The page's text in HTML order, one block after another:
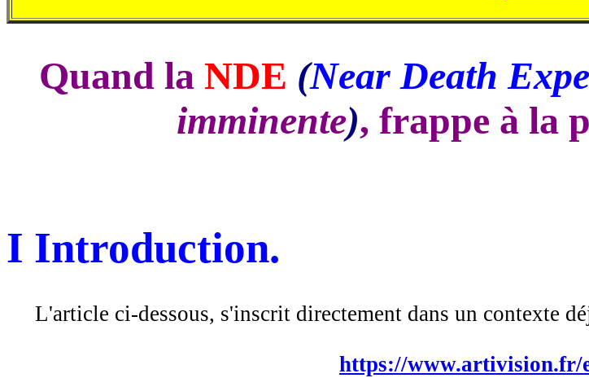
Quand la NDE (Near Death
imminente), frappe à la
I Introduction.
L'article ci-dessous, s'inscrit directement dans un contexte
https://www.artivision.fr/